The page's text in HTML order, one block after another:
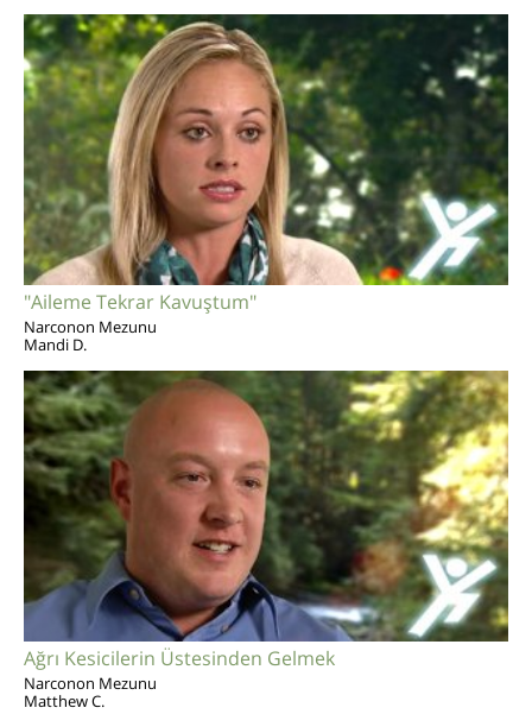
"Aileme Tekrar Kavuştum"
Narconon Mezunu
Mandi D.
Ağrı Kesicilerin Üstesinden Gelmek
Narconon Mezunu
Matthew C.